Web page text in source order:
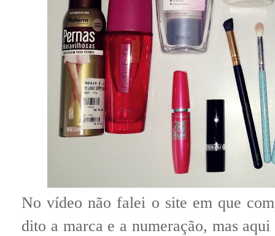
No vídeo não falei o site em que
dito a marca e a numeração, mas